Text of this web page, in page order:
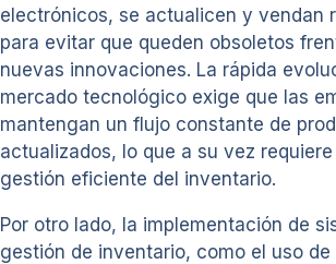
electrónicos, se actualicen y vendan
para evitar que queden obsoletos
nuevas innovaciones. La rápida
mercado tecnológico exige que las
mantengan un flujo constante de
actualizados, lo que a su vez requiere
gestión eficiente del inventario.
Por otro lado, la implementación de
gestión de inventario, como el uso de